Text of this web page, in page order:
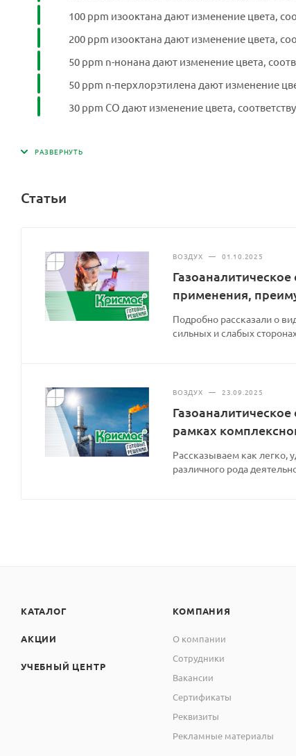
100 ppm изооктана дают изменение цвета,
200 ppm изооктана дают изменение цвета,
50 ppm n-нонана дают изменение цвета,
50 ppm n-перхлорэтилена дают изменение
30 ppm CO дают изменение цвета,
Статьи
ВОЗДУХ — 01.10.2025
применения,
Подробно рассказали о
сильных и слабых
ВОЗДУХ — 23.09.2025
рамках
Рассказываем как легко,
различного рода
КАТАЛОГ
АКЦИИ
УЧЕБНЫЙ ЦЕНТР
КОМПАНИЯ
О компании
Сотрудники
Вакансии
Сертификаты
Реквизиты
Рекламные материалы